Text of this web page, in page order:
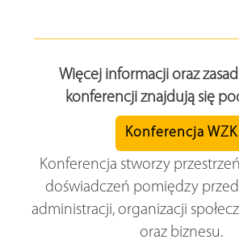
Więcej informacji oraz
konferencji znajdują się
Konferencja WZK
Konferencja stworzy
doświadczeń pomiędzy
administracji, organizacji
oraz biznesu.